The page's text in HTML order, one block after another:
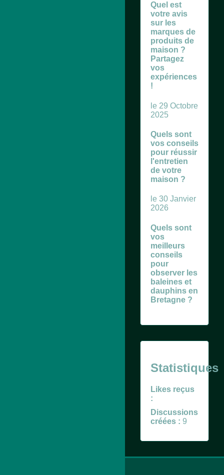
Quel est
votre avis
sur les
marques de
produits de
maison ?
Partagez
vos
expériences
!
le 29 Octobre
2025
Quels sont
vos conseils
pour réussir
l'entretien
de votre
maison ?
le 30 Janvier
2026
Quels sont
vos
meilleurs
conseils
pour
observer les
baleines et
dauphins en
Bretagne ?
Statistiques
Likes reçus
:
Discussions
créées : 9